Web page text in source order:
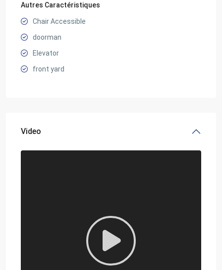
Autres Caractéristiques
Chair Accessible
doorman
Elevator
front yard
Video